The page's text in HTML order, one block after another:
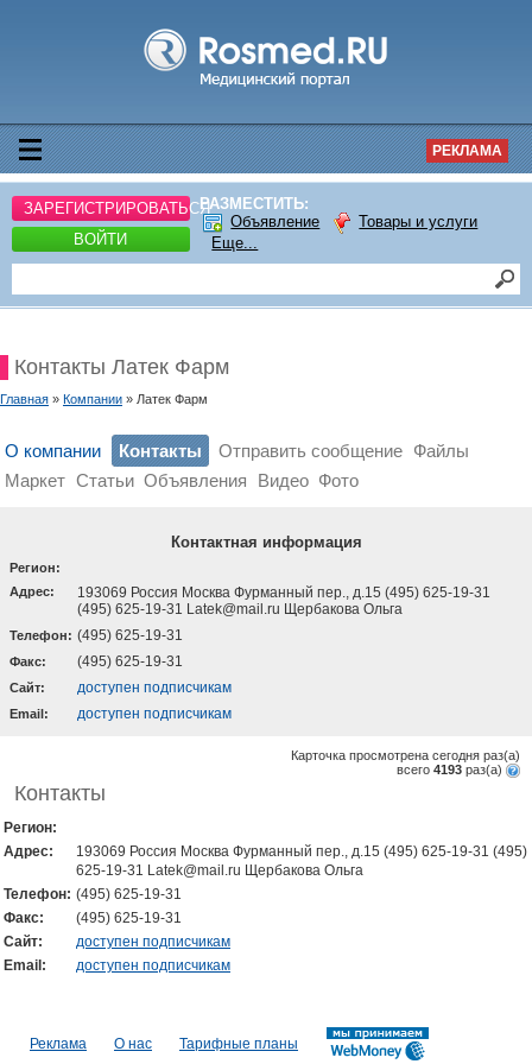
РЕКЛАМА
ЗАРЕГИСТРИРОВАТЬСЯ
ВОЙТИ
РАЗМЕСТИТЬ:
Объявление
Товары и услуги
Еще...
Контакты Латек Фарм
Главная » Компании » Латек Фарм
О компании Контакты Отправить сообщение Файлы
Маркет Статьи Объявления Видео Фото
Контактная информация
Регион:
Адрес:
193069 Россия Москва Фурманный пер., д.15 (495) 625-19-31
(495) 625-19-31 Latek@mail.ru Щербакова Ольга
Телефон: (495) 625-19-31
Факс: (495) 625-19-31
Cайт: доступен подписчикам
Email: доступен подписчикам
Карточка просмотрена сегодня раз(a)
всего 4193 раз(a)
Контакты
Регион:
Адрес:
193069 Россия Москва Фурманный пер., д.15 (495) 625-19-31 (495)
625-19-31 Latek@mail.ru Щербакова Ольга
Телефон: (495) 625-19-31
Факс:
(495) 625-19-31
Cайт:
доступен подписчикам
Email:
доступен подписчикам
Реклама О нас Тарифные планы